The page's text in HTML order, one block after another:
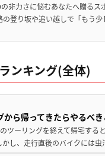
非力さに悩むあなたへ贈る
の登り坂や追い越しで「もう
ンキング(全体)
から帰ってきたらやるべ
ツーリングを終えて帰宅する
かし、走行直後のバイクには